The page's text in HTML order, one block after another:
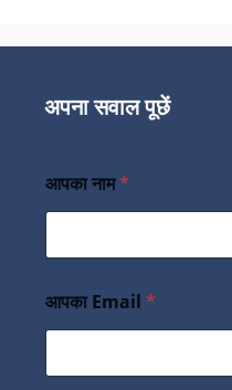
अपना सवाल पूछें
आपका नाम*
आपका Email *